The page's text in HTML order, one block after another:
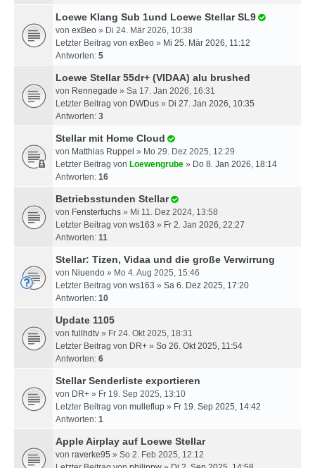
Loewe Klang Sub 1und Loewe Stellar SL9
von exBeo » Di 24. Mär 2026, 10:38
Letzter Beitrag von exBeo » Mi 25. Mär 2026, 11:12
Antworten: 5
Loewe Stellar 55dr+ (VIDAA) alu brushed
von Rennegade » Sa 17. Jan 2026, 16:31
Letzter Beitrag von DWDus » Di 27. Jan 2026, 10:35
Antworten: 3
Stellar mit Home Cloud
von Matthias Ruppel » Mo 29. Dez 2025, 12:29
Letzter Beitrag von Loewengrube » Do 8. Jan 2026, 18:14
Antworten: 16
Betriebsstunden Stellar
von Fensterfuchs » Mi 11. Dez 2024, 13:58
Letzter Beitrag von ws163 » Fr 2. Jan 2026, 22:27
Antworten: 11
Stellar: Tizen, Vidaa und die große Verwirrung
von Niuendo » Mo 4. Aug 2025, 15:46
Letzter Beitrag von ws163 » Sa 6. Dez 2025, 17:20
Antworten: 10
Update 1105
von fullhdtv » Fr 24. Okt 2025, 18:31
Letzter Beitrag von DR+ » So 26. Okt 2025, 11:54
Antworten: 6
Stellar Senderliste exportieren
von DR+ » Fr 19. Sep 2025, 13:10
Letzter Beitrag von mulleflup » Fr 19. Sep 2025, 14:42
Antworten: 1
Apple Airplay auf Loewe Stellar
von raverke95 » So 2. Feb 2025, 12:12